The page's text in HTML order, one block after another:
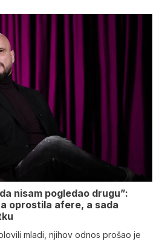
nisam pogledao drugu”:
oprostila afere, a sada
mladi, njihov odnos prošao je